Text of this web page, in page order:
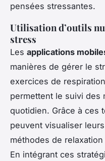
pensées stressantes.
Utilisation d’outils
stress
Les applications
manières de gérer le
exercices de
permettent le suivi des
quotidien. Grâce à ces
peuvent visualiser
méthodes de
En intégrant ces